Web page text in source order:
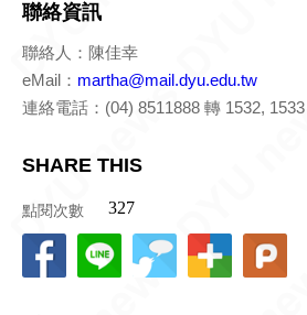
聯絡資訊
聯絡人：陳佳幸
eMail： martha@mail.dyu.edu.tw
連絡電話：(04) 8511888 轉 1532, 1533
SHARE THIS
點閱次數